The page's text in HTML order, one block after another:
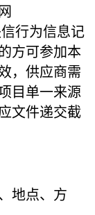
行为信息记
方可参加本
，供应商需
目单一来源
文件递交截
地点、方